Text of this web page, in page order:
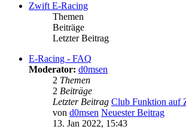
Zwift E-Racing
Themen
Beiträge
Letzter Beitrag
E-Racing - FAQ
Moderator: d0msen
2 Themen
2 Beiträge
Letzter Beitrag Club Funktion auf
von d0msen Neuester Beitrag
13. Jan 2022, 15:43